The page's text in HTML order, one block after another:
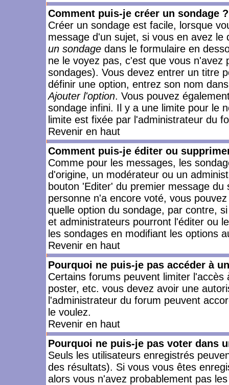
Comment puis-je créer un sondage ?
Créer un sondage est facile, lorsque
message d'un sujet, si vous en avez
un sondage dans le formulaire en
ne le voyez pas, c'est que vous
sondages). Vous devez entrer un titre
définir une option, entrez son nom
Ajouter l'option. Vous pouvez
sondage infini. Il y a une limite pour le
limite est fixée par l'administrateur du
Revenir en haut
Comment puis-je éditer ou
Comme pour les messages, les
d'origine, un modérateur ou un
bouton 'Editer' du premier message
personne n'a encore voté, vous
quelle option du sondage, par contre,
et administrateurs pourront l'éditer ou
les sondages en modifiant les options
Revenir en haut
Pourquoi ne puis-je pas accéder à
Certains forums peuvent limiter
poster, etc. vous devez avoir une
l'administrateur du forum peuvent
le voulez.
Revenir en haut
Pourquoi ne puis-je pas voter dans
Seuls les utilisateurs enregistrés
des résultats). Si vous vous êtes
alors vous n'avez probablement pas